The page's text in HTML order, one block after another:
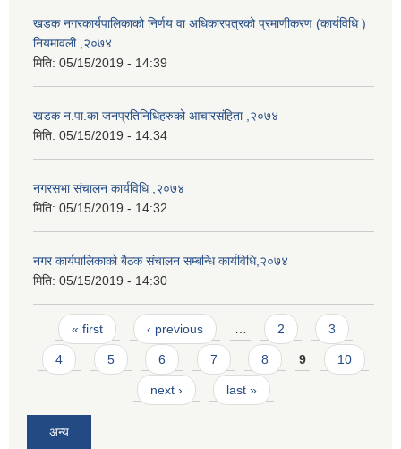
खडक नगरकार्यपालिकाको निर्णय वा अधिकारपत्रको प्रमाणीकरण (कार्यविधि )
नियमावली ,२०७४
मिति: 05/15/2019 - 14:39
खडक न.पा.का जनप्रतिनिधिहरुको आचारसंहिता ,२०७४
मिति: 05/15/2019 - 14:34
नगरसभा संचालन कार्यविधि ,२०७४
मिति: 05/15/2019 - 14:32
नगर कार्यपालिकाको बैठक संचालन सम्बन्धि कार्यविधि,२०७४
मिति: 05/15/2019 - 14:30
Pages
« first ‹ previous … 2 3
4 5 6 7 8 9 10
next › last »
अन्य